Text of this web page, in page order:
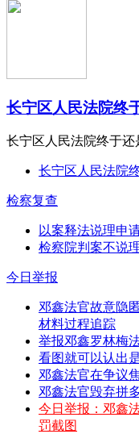
长宁区人民法院终
长宁区人民法院终于还
长宁区人民法院
检察复查
以案释法说理申
检察院判案不说
今日举报
邓鑫法官故意隐
材料过程追踪
举报邓鑫罗林梅
看图就可以认出
邓鑫法官在争议
邓鑫法官毁弃拼
今日举报：邓鑫
罚截图